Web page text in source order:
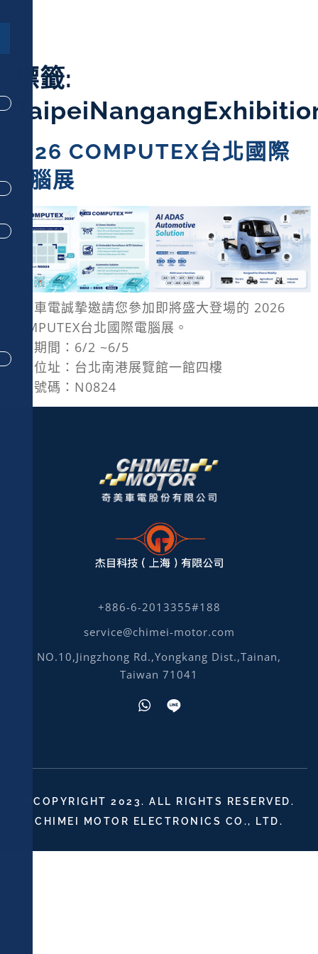
標籤:
2026 COMPUTEX台北國際
電腦展
奇美車電誠摯邀請您參加即將盛大登場的 2026
COMPUTEX台北國際電腦展。
展覽期間：6/2 ~6/5
展覽位址：台北南港展覽館一館四樓
攤位號碼：N0824
+886-6-2013355#188
service@chimei-motor.com
NO.10,Jingzhong Rd.,Yongkang Dist.,Tainan,
Taiwan 71041
©COPYRIGHT 2023. ALL RIGHTS RESERVED.
CHIMEI MOTOR ELECTRONICS CO., LTD.